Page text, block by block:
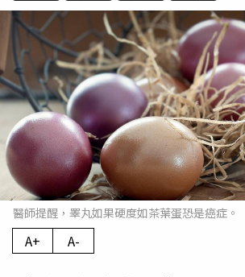
醫師提醒，睪丸如果硬度如茶葉蛋恐是癌症。
A+ A-